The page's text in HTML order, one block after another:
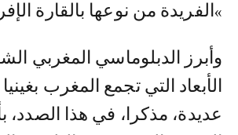
»الفريدة من نوعها بالقارة
وأبرز الدبلوماسي المغربي
الأبعاد التي تجمع المغرب
عديدة، مذكرا، في هذا الصدد،